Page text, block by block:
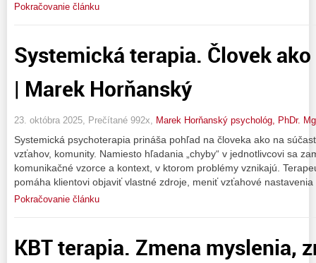
Pokračovanie článku
Systemická terapia. Človek
| Marek Horňanský
23. októbra 2025, Prečítané 992x, Marek Horňanský psychológ, PhDr.
Systemická psychoterapia prináša pohľad na človeka ako na
vzťahov, komunity. Namiesto hľadania „chyby“ v jednotlivcovi sa
komunikačné vzorce a kontext, v ktorom problémy vznikajú.
pomáha klientovi objaviť vlastné zdroje, meniť vzťahové
Pokračovanie článku
KBT terapia. Zmena myslenia,